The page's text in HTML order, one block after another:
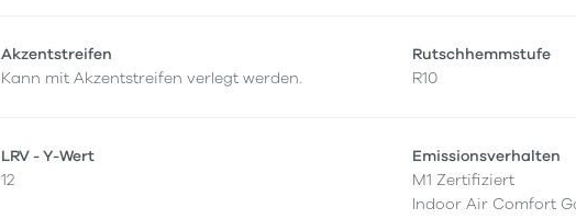
Akzentstreifen
Kann mit Akzentstreifen verlegt werden.
Rutschhemmstufe
R10
LRV - Y-Wert
12
Emissionsverhalten
M1 Zertifiziert
Indoor Air Comfort